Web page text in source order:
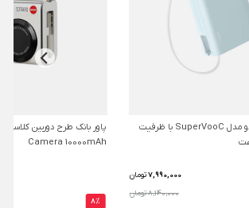
پاوربانک 45 وات اوپو مدل SuperVooC با ظرفیت
7,990,000تومان
8,140,000 تومان
Camera 10000mAh
8%